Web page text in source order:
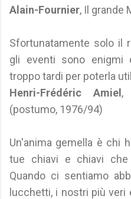
Alain-Fournier, Il grande
Sfortunatamente solo il
gli eventi sono enigmi
troppo tardi per poterla
Henri-Frédéric Amiel ,
(postumo, 1976/94)
Un'anima gemella è chi
tue chiavi e chiavi
Quando ci sentiamo
lucchetti, i nostri più